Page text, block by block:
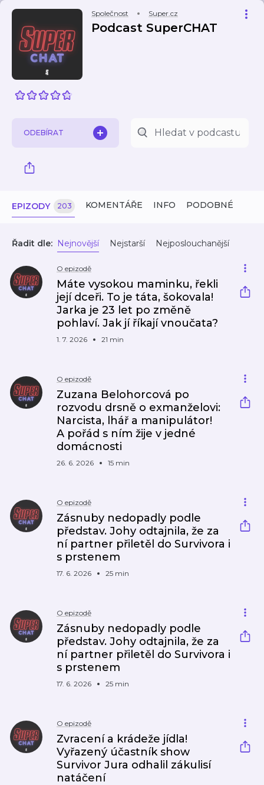
Společnost Super.cz
Podcast SuperCHAT
ODEBÍRAT
EPIZODY 203 KOMENTÁŘE INFO PODOBNÉ
Řadit dle: Nejnovější Nejstarší Nejposlouchanější
O epizodě
Máte vysokou maminku, řekli
její dceři. To je táta, šokovala!
Jarka je 23 let po změně
pohlaví. Jak jí říkají vnoučata?
1. 7. 2026 21 min
O epizodě
Zuzana Belohorcová po
rozvodu drsně o exmanželovi:
Narcista, lhář a manipulátor!
A pořád s ním žije v jedné
domácnosti
26. 6. 2026 15 min
O epizodě
Zásnuby nedopadly podle
představ. Johy odtajnila, že za
ní partner přiletěl do Survivora i
s prstenem
17. 6. 2026 25 min
O epizodě
Zásnuby nedopadly podle
představ. Johy odtajnila, že za
ní partner přiletěl do Survivora i
s prstenem
17. 6. 2026 25 min
O epizodě
Zvracení a krádeže jídla!
Vyřazený účastník show
Survivor Jura odhalil zákulisí
natáčení